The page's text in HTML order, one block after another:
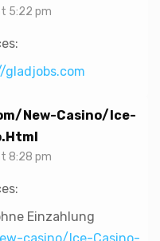
5:22 pm
new-Casino/Ice-
8:28 pm
Einzahlung